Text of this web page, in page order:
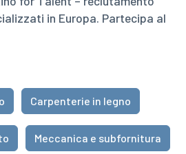
in Europa. Partecipa al
Carpenterie in legno
Meccanica e subfornitura